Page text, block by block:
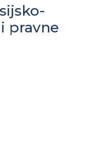
pravne